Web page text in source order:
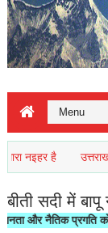
है उत्तराखंड
बीती सदी में
नैतिक प्रगति को इस